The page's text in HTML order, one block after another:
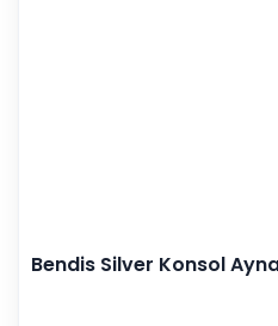
Bendis Silver Konsol